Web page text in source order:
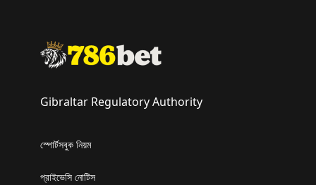
Gibraltar Regulatory Authority
স্পোর্টসবুক নিয়ম
প্রাইভেসি নোটিস